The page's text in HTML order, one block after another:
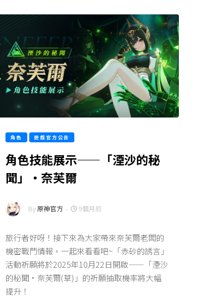
角色 遊戲官方公告
角色技能展示——「湮沙的秘
聞」·奈芙爾
By原神官方 - 9個月前
旅行者好呀！接下來為大家帶來奈芙爾老闆的
機密戰鬥情報，一起來看看吧~「赤砂的誘言」
活動祈願將於2025年10月22日開啟——「湮沙
的秘聞·奈芙爾(草)」的祈願抽取機率將大幅
提升！